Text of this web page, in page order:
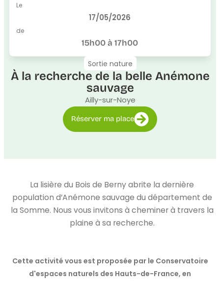
Le
17/05/2026
de
15h00 à 17h00
Sortie nature
À la recherche de la belle Anémone
sauvage
Ailly-sur-Noye
Réserver ma place
La lisière du Bois de Berny abrite la dernière
population d’Anémone sauvage du département de
la Somme. Nous vous invitons à cheminer à travers la
plaine à sa recherche.
Cette activité vous est proposée par le Conservatoire
d'espaces naturels des Hauts-de-France, en